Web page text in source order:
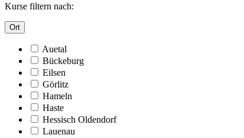
Kurse filtern nach:
Ort
Auetal
Bückeburg
Eilsen
Görlitz
Hameln
Haste
Hessisch Oldendorf
Lauenau